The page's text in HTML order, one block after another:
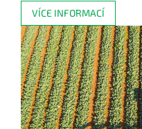
VÍCE INFORMACÍ